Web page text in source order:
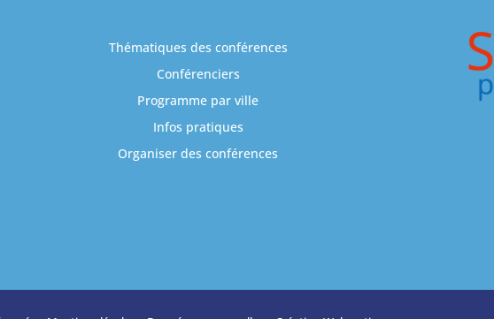
Thématiques des conférences
Conférenciers
Programme par ville
Infos pratiques
Organiser des conférences